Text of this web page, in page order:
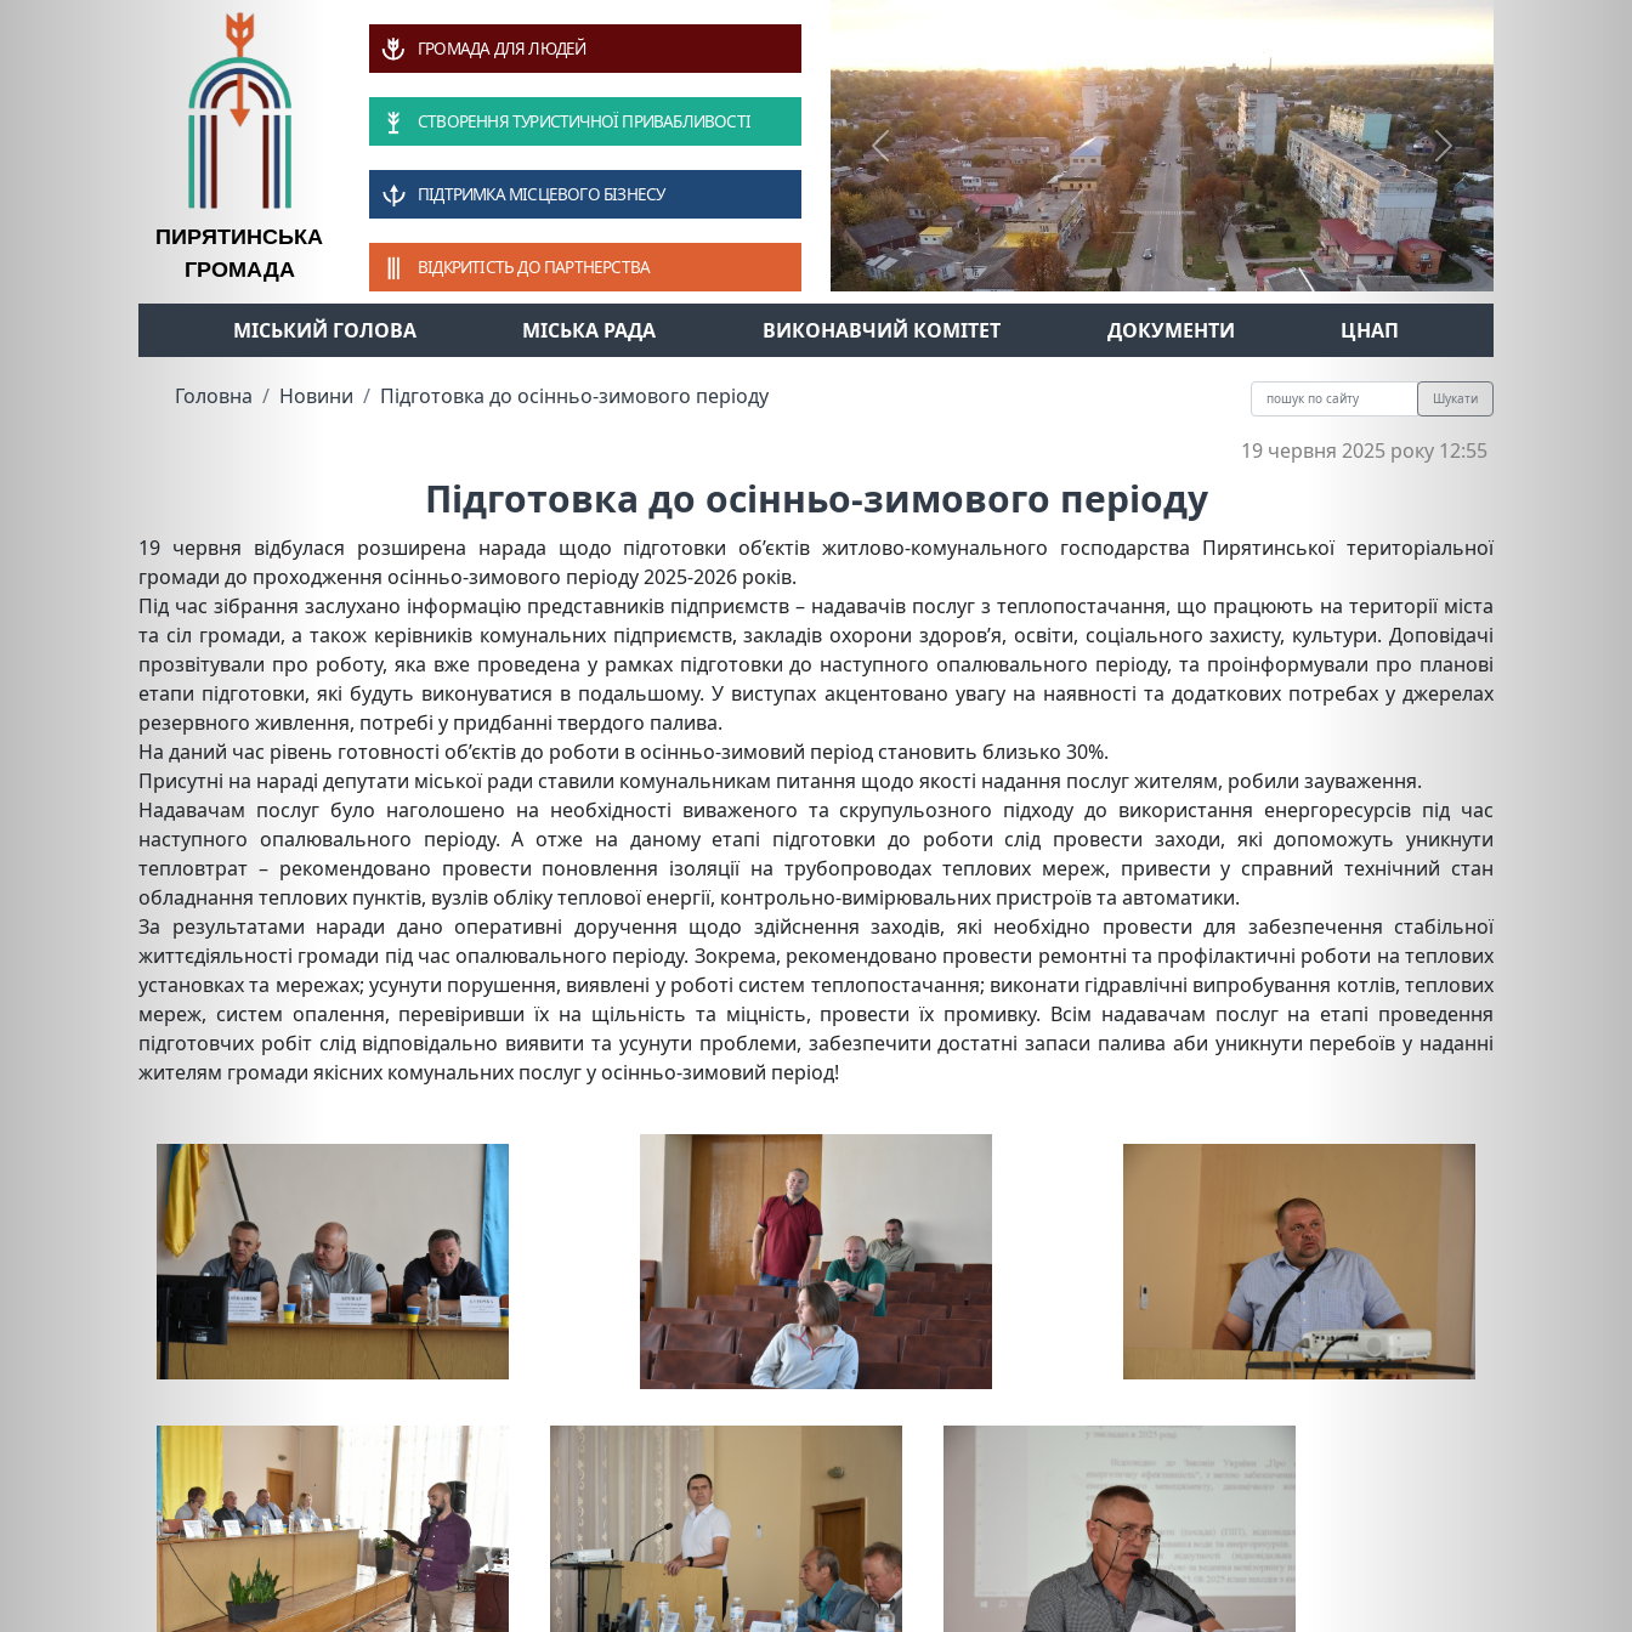
ПИРЯТИНСЬКА
ГРОМАДА
ГРОМАДА ДЛЯ ЛЮДЕЙ
СТВОРЕННЯ ТУРИСТИЧНОЇ ПРИВАБЛИВОСТІ
ПІДТРИМКА МІСЦЕВОГО БІЗНЕСУ
ВІДКРИТІСТЬ ДО ПАРТНЕРСТВА
Previous Next
МІСЬКИЙ ГОЛОВА МІСЬКА РАДА ВИКОНАВЧИЙ КОМІТЕТ ДОКУМЕНТИ ЦНАП
Головна Новини Підготовка до осінньо-зимового періоду Шукати
19 червня 2025 року 12:55
Підготовка до осінньо-зимового періоду
19 червня відбулася розширена нарада щодо підготовки об’єктів житлово-комунального господарства Пирятинської територіальної
громади до проходження осінньо-зимового періоду 2025-2026 років.
Під час зібрання заслухано інформацію представників підприємств – надавачів послуг з теплопостачання, що працюють на території міста
та сіл громади, а також керівників комунальних підприємств, закладів охорони здоров’я, освіти, соціального захисту, культури. Доповідачі
прозвітували про роботу, яка вже проведена у рамках підготовки до наступного опалювального періоду, та проінформували про планові
етапи підготовки, які будуть виконуватися в подальшому. У виступах акцентовано увагу на наявності та додаткових потребах у джерелах
резервного живлення, потребі у придбанні твердого палива.
На даний час рівень готовності об’єктів до роботи в осінньо-зимовий період становить близько 30%.
Присутні на нараді депутати міської ради ставили комунальникам питання щодо якості надання послуг жителям, робили зауваження.
Надавачам послуг було наголошено на необхідності виваженого та скрупульозного підходу до використання енергоресурсів під час
наступного опалювального періоду. А отже на даному етапі підготовки до роботи слід провести заходи, які допоможуть уникнути
тепловтрат – рекомендовано провести поновлення ізоляції на трубопроводах теплових мереж, привести у справний технічний стан
обладнання теплових пунктів, вузлів обліку теплової енергії, контрольно-вимірювальних пристроїв та автоматики.
За результатами наради дано оперативні доручення щодо здійснення заходів, які необхідно провести для забезпечення стабільної
життєдіяльності громади під час опалювального періоду. Зокрема, рекомендовано провести ремонтні та профілактичні роботи на теплових
установках та мережах; усунути порушення, виявлені у роботі систем теплопостачання; виконати гідравлічні випробування котлів, теплових
мереж, систем опалення, перевіривши їх на щільність та міцність, провести їх промивку. Всім надавачам послуг на етапі проведення
підготовчих робіт слід відповідально виявити та усунути проблеми, забезпечити достатні запаси палива аби уникнути перебоїв у наданні
жителям громади якісних комунальних послуг у осінньо-зимовий період!